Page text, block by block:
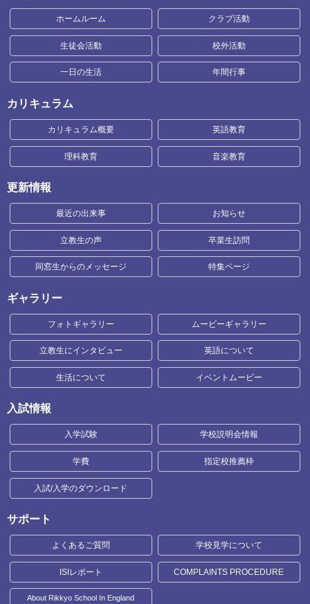
ホームルーム クラブ活動
生徒会活動 校外活動
一日の生活 年間行事
カリキュラム
カリキュラム概要 英語教育
理科教育 音楽教育
更新情報
最近の出来事 お知らせ
立教生の声 卒業生訪問
同窓生からのメッセージ 特集ページ
ギャラリー
フォトギャラリー ムービーギャラリー
立教生にインタビュー 英語について
生活について イベントムービー
入試情報
入学試験 学校説明会情報
学費 指定校推薦枠
入試/入学のダウンロード
サポート
よくあるご質問 学校見学について
ISIレポート COMPLAINTS PROCEDURE
About Rikkyo School In England